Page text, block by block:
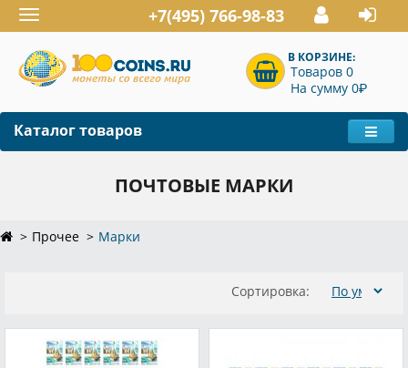
Toggle
navigation
+7(495) 766-98-83
В КОРЗИНЕ:
Товаров 0
На сумму 0P
Каталог товаров
ПОЧТОВЫЕ МАРКИ
Прочее Марки
Сортировка: